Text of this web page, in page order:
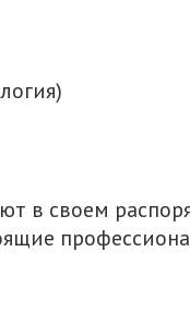
в своем